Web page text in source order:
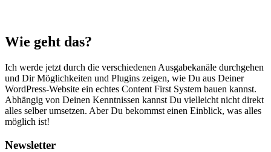
Wie geht das?
Ich werde jetzt durch die verschiedenen Ausgabekanäle durchgehen
und Dir Möglichkeiten und Plugins zeigen, wie Du aus Deiner
WordPress-Website ein echtes Content First System bauen kannst.
Abhängig von Deinen Kenntnissen kannst Du vielleicht nicht direkt
alles selber umsetzen. Aber Du bekommst einen Einblick, was alles
möglich ist!
Newsletter